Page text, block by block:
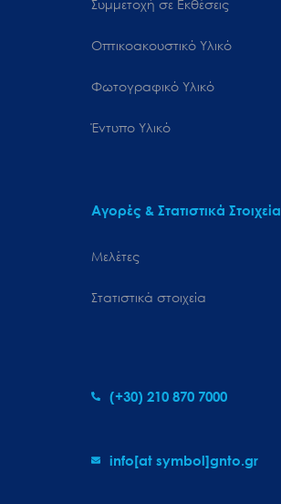
Συμμετοχή σε Εκθέσεις
Οπτικοακουστικό Υλικό
Φωτογραφικό Υλικό
Έντυπο Υλικό
Αγορές & Στατιστικά Στοιχεία
Μελέτες
Στατιστικά στοιχεία
(+30) 210 870 7000
info[at symbol]gnto.gr